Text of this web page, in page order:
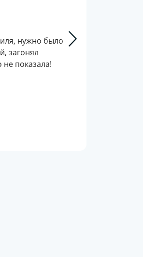
нужно было
загонял
не показала!